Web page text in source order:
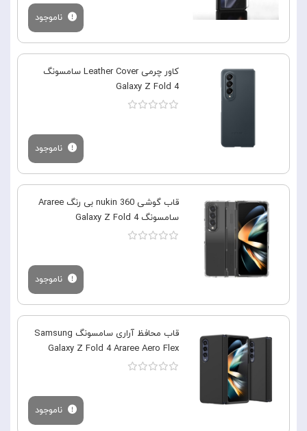
ناموجود
کاور چرمی Leather Cover سامسونگ
Galaxy Z Fold 4
ناموجود
قاب گوشی 360 nukin بی رنگ Araree
سامسونگ Galaxy Z Fold 4
ناموجود
قاب محافظ آراری سامسونگ Samsung
Galaxy Z Fold 4 Araree Aero Flex
ناموجود